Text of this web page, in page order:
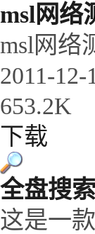
msl网络
msl网络
2011-12-
653.2K
下载
全盘搜
这是一